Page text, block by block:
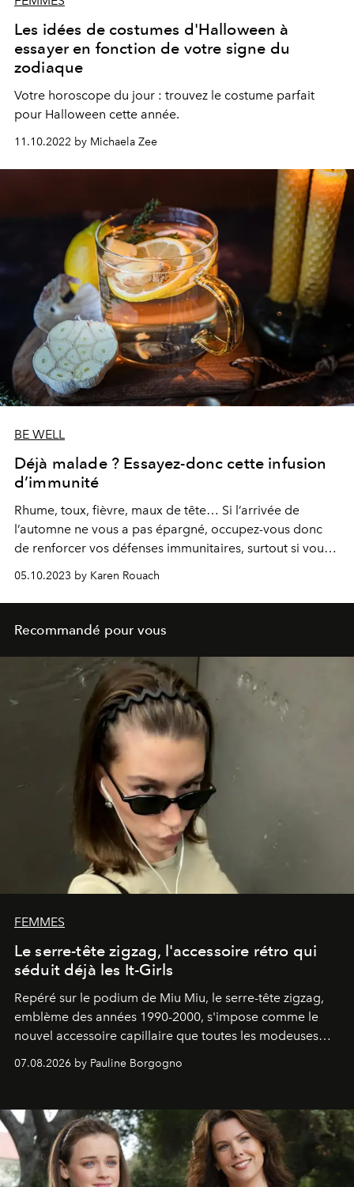
Les idées de costumes d'Halloween à
essayer en fonction de votre signe du
zodiaque
Votre horoscope du jour : trouvez le costume parfait
pour Halloween cette année.
11.10.2022 by Michaela Zee
BE WELL
Déjà malade ? Essayez-donc cette infusion
d’immunité
Rhume, toux, fièvre, maux de tête… Si l’arrivée de
l’automne ne vous a pas épargné, occupez-vous donc
de renforcer vos défenses immunitaires, surtout si vous
voulez passer l’hiver sereinement. Composée d'ail - un
ingrédient qui servirait par ailleurs à tenir nos ennemis à
distance - de thym, de miel et de gingembre, cette
potion magique vous remettra rapidement d'aplomb.
05.10.2023 by Karen Rouach
Recommandé pour vous
FEMMES
Le serre-tête zigzag, l'accessoire rétro qui
séduit déjà les It-Girls
Repéré sur le podium de Miu Miu, le serre-tête zigzag,
emblème des années 1990-2000, s'impose comme le
nouvel accessoire capillaire que toutes les modeuses
s'arrachent déjà.
07.08.2026 by Pauline Borgogno